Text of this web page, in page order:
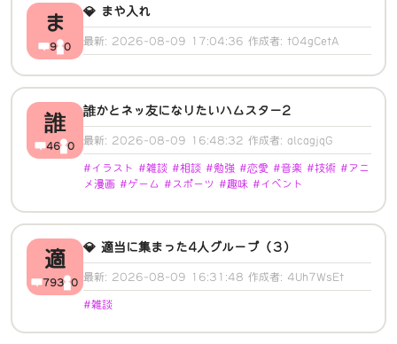
ま
9 0
💎 まや入れ
最新: 2026-08-09 17:04:36 作成者: t04gCetA
誰
46 0
誰かとネッ友になりたいハムスター2
最新: 2026-08-09 16:48:32 作成者: alcagjqG
#イラスト #雑談 #相談 #勉強 #恋愛 #音楽 #技術 #アニ
メ漫画 #ゲーム #スポーツ #趣味 #イベント
適
793 0
💎 適当に集まった4人グループ（３）
最新: 2026-08-09 16:31:48 作成者: 4Uh7WsEt
#雑談